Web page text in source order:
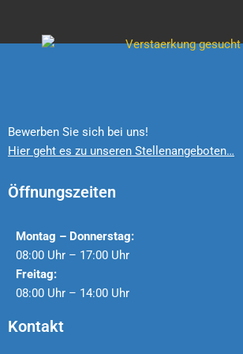
Bewerben Sie sich bei uns!
Hier geht es zu unseren Stellenangeboten…
Öffnungszeiten
Montag – Donnerstag:
08:00 Uhr – 17:00 Uhr
Freitag:
08:00 Uhr – 14:00 Uhr
Kontakt